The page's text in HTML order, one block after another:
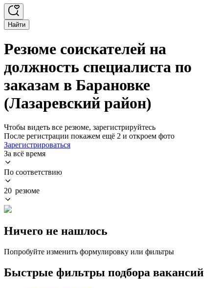
Найти
Резюме соискателей на
должность специалиста по
заказам в Барановке
(Лазаревский район)
Чтобы видеть все резюме, зарегистрируйтесь
После регистрации покажем ещё 2 и откроем фото
Зарегистрироваться
За всё время
По соответствию
20 резюме
Ничего не нашлось
Попробуйте изменить формулировку или фильтры
Быстрые фильтры подбора вакансий